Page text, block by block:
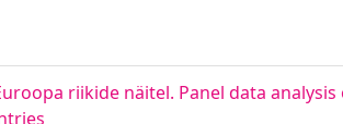
riikide näitel. Panel data